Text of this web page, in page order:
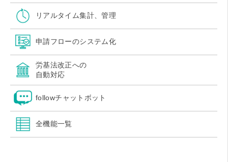
リアルタイム集計、管理
申請フローのシステム化
労基法改正への
自動対応
followチャットボット
全機能一覧